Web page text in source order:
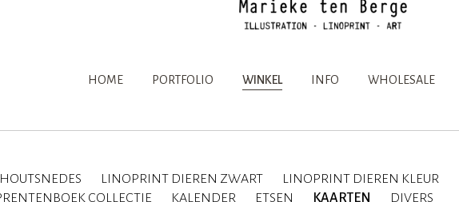
HOME PORTFOLIO WINKEL INFO WHOLESALE
HOUTSNEDES LINOPRINT DIEREN ZWART LINOPRINT DIEREN KLEUR
COLLECTIE KALENDER ETSEN KAARTEN DIVERS